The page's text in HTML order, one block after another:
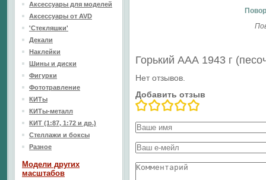
Горький ААА 1943 г
Нет отзывов.
Добавить отзыв
Аксессуары для моделей
Аксессуары от AVD
'Стекляшки'
Декали
Наклейки
Шины и диски
Фигурки
Фототравление
КИТы
КИТы-металл
КИТ (1:87, 1:72 и др.)
Стеллажи и боксы
Разное
Модели других
масштабов